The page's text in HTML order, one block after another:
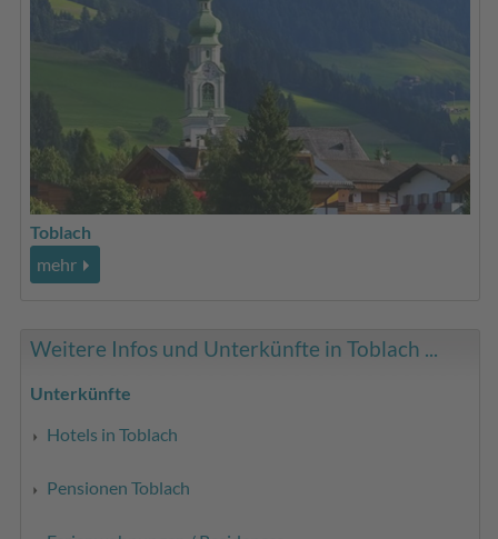
Toblach
mehr
Weitere Infos und Unterkünfte in Toblach ...
Unterkünfte
Hotels in Toblach
Pensionen Toblach